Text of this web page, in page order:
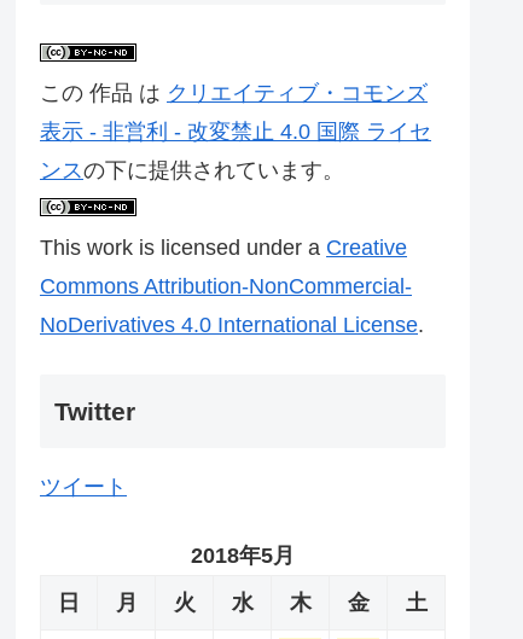
この 作品 は クリエイティブ・コモンズ
表示 - 非営利 - 改変禁止 4.0 国際 ライセ
ンスの下に提供されています。
This work is licensed under a Creative
Commons Attribution-NonCommercial-
NoDerivatives 4.0 International License.
Twitter
ツイート
2018年5月
日
月 火 水 木 金 土